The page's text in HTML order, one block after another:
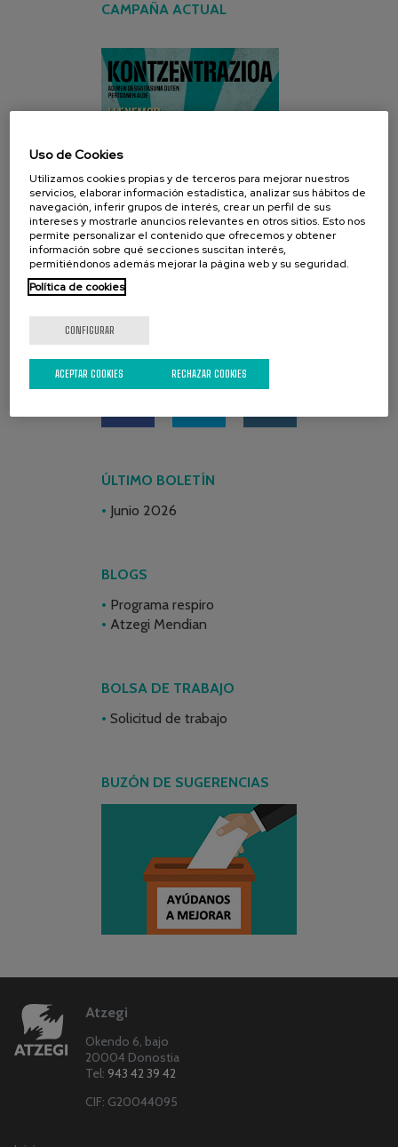
CAMPAÑA ACTUAL
ÚLTIMO BOLETÍN
Junio 2026
BLOGS
Programa respiro
Atzegi Mendian
BOLSA DE TRABAJO
Solicitud de trabajo
BUZÓN DE SUGERENCIAS
Atzegi
Okendo 6, bajo
20004 Donostia
Tel: 943 42 39 42
CIF: G20044095
Uso de Cookies
Utilizamos cookies propias y de terceros para mejorar nuestros
servicios, elaborar información estadística, analizar sus hábitos de
navegación, inferir grupos de interés, crear un perfil de sus
intereses y mostrarle anuncios relevantes en otros sitios. Esto nos
permite personalizar el contenido que ofrecemos y obtener
información sobre qué secciones suscitan interés,
permitiéndonos además mejorar la página web y su seguridad.
Política de cookies
CONFIGURAR
RECHAZAR COOKIES
ACEPTAR COOKIES